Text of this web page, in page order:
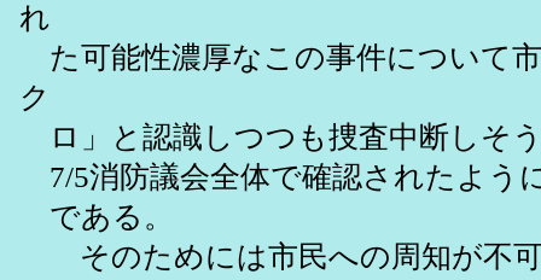
れ
た可能性濃厚なこの事件について
ク
ロ」と認識しつつも捜査中断しそ
7/5消防議会全体で確認されたよう
である。
そのためには市民への周知が不可